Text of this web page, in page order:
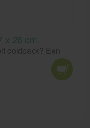
x 26 cm.
coldpack? Een
Bestel de Cold-